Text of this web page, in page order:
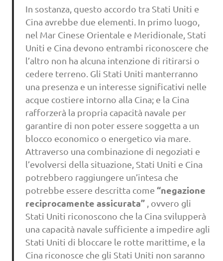
In sostanza, questo accordo tra Stati Uniti e
Cina avrebbe due elementi. In primo luogo,
nel Mar Cinese Orientale e Meridionale, Stati
Uniti e Cina devono entrambi riconoscere che
l’altro non ha alcuna intenzione di ritirarsi o
cedere terreno. Gli Stati Uniti manterranno
una presenza e un interesse significativi nelle
acque costiere intorno alla Cina; e la Cina
rafforzerà la propria capacità navale per
garantire di non poter essere soggetta a un
blocco economico o energetico via mare.
Attraverso una combinazione di negoziati e
l’evolversi della situazione, Stati Uniti e Cina
potrebbero raggiungere un’intesa che
potrebbe essere descritta come “negazione
reciprocamente assicurata”, ovvero gli
Stati Uniti riconoscono che la Cina svilupperà
una capacità navale sufficiente a impedire agli
Stati Uniti di bloccare le rotte marittime, e la
Cina riconosce che gli Stati Uniti non saranno